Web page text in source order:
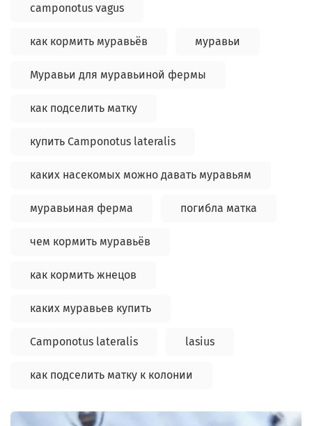
camponotus vagus
как кормить муравьёв муравьи
Муравьи для муравьиной фермы
как подселить матку
купить Camponotus lateralis
каких насекомых можно давать муравьям
муравьиная ферма погибла матка
чем кормить муравьёв
как кормить жнецов
каких муравьев купить
Camponotus lateralis lasius
как подселить матку к колонии